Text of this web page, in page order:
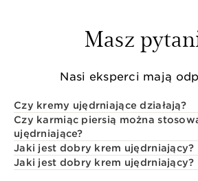
Masz
Nasi eksperci mają
Czy kremy ujędrniające działają?
Czy karmiąc piersią można
ujędrniające?
Jaki jest dobry krem ujędrniający?
Jaki jest dobry krem ujędrniający?